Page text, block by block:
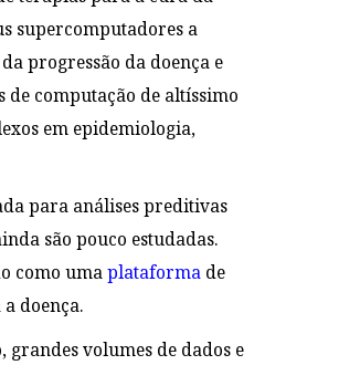
supercomputadores a
progressão da doença e
computação de altíssimo
em epidemiologia,
para análises preditivas
são pouco estudadas.
como umaplataforma de
doença.
volumes de dados e